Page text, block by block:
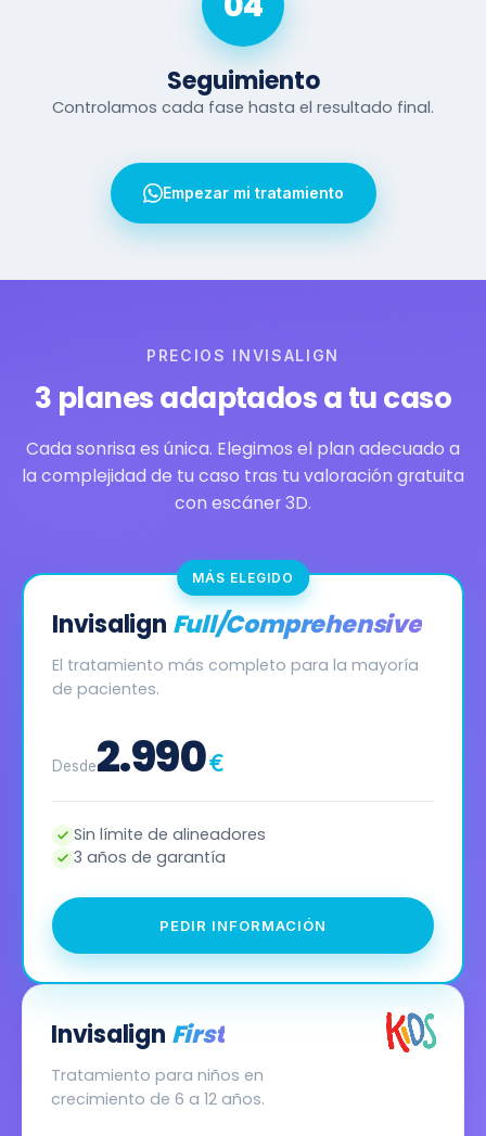
Seguimiento
Controlamos cada fase hasta el resultado final.
Empezar mi tratamiento
PRECIOS INVISALIGN
3 planes adaptados a tu caso
Cada sonrisa es única. Elegimos el plan adecuado a
la complejidad de tu caso tras tu valoración gratuita
con escáner 3D.
Invisalign First
Tratamiento para niños en
crecimiento de 6 a 12 años.
MÁS ELEGIDO
Invisalign Full/Comprehensive
El tratamiento más completo para la mayoría
de pacientes.
Desde2.990€
Sin límite de alineadores
3 años de garantía
PEDIR INFORMACIÓN